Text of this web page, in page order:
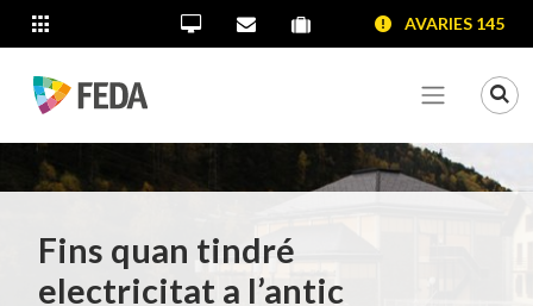
SALTAR AL CONTINGUT
SALTAR A LA NAVEGACIÓ
SALTAR A LA INFORMACIÓ DE CONTACTE
ALTRES LLOCS WEBOficina Virtual
Contacta'nsPortal proveïdors
Portal de transparència
AVARIES 145
Veure
Fins quan tindré
electricitat a l’antic